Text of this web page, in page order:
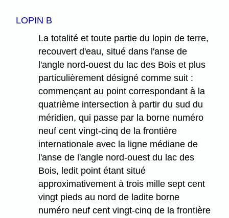
LOPIN B
La totalité et toute partie du lopin de terre,
recouvert d'eau, situé dans l'anse de
l'angle nord-ouest du lac des Bois et plus
particulièrement désigné comme suit :
commençant au point correspondant à la
quatrième intersection à partir du sud du
méridien, qui passe par la borne numéro
neuf cent vingt-cinq de la frontière
internationale avec la ligne médiane de
l'anse de l'angle nord-ouest du lac des
Bois, ledit point étant situé
approximativement à trois mille sept cent
vingt pieds au nord de ladite borne
numéro neuf cent vingt-cinq de la frontière